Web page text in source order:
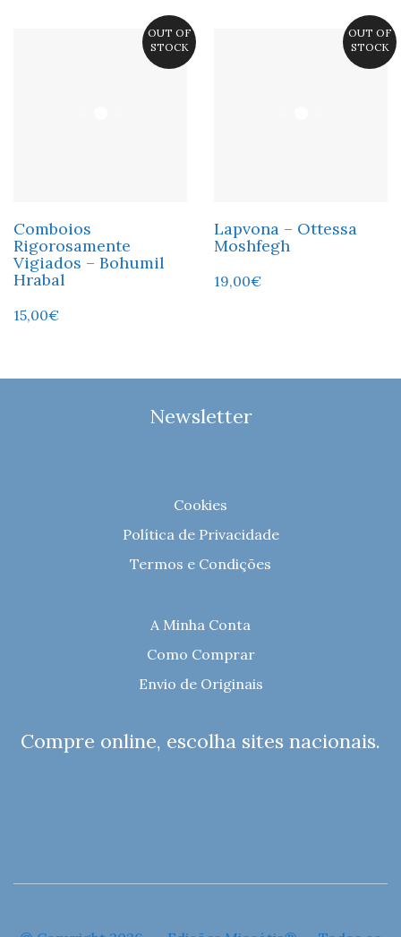
OUT OF
STOCK
Comboios
Rigorosamente
Vigiados – Bohumil
Hrabal
15,00€
OUT OF
STOCK
Lapvona – Ottessa
Moshfegh
19,00€
Newsletter
Cookies
Política de Privacidade
Termos e Condições
A Minha Conta
Como Comprar
Envio de Originais
Compre online, escolha sites nacionais.